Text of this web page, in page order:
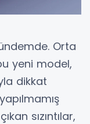
Orta
yeni model,
dikkat
sızıntılar,